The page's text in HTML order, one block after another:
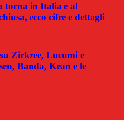
torna in Italia e al
ecco cifre e dettagli
Zirkzee, Lucumi e
Banda, Kean e le